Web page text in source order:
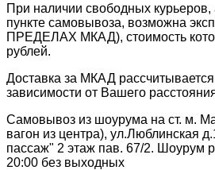
При наличии свободных курьеров,
пункте самовывоза, возможна
ПРЕДЕЛАХ МКАД), стоимость
рублей.
Доставка за МКАД рассчитывается
зависимости от Вашего
Самовывоз из шоурума на ст. м.
вагон из центра), ул.Люблинская
пассаж" 2 этаж пав. 67/2. Шоурум
20:00 без выходных